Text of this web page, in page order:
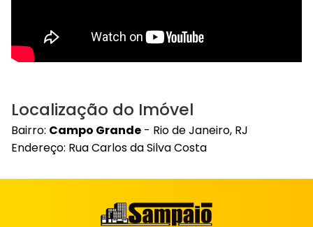
Localização do Imóvel
Bairro: Campo Grande - Rio de Janeiro, RJ
Endereço: Rua Carlos da Silva Costa